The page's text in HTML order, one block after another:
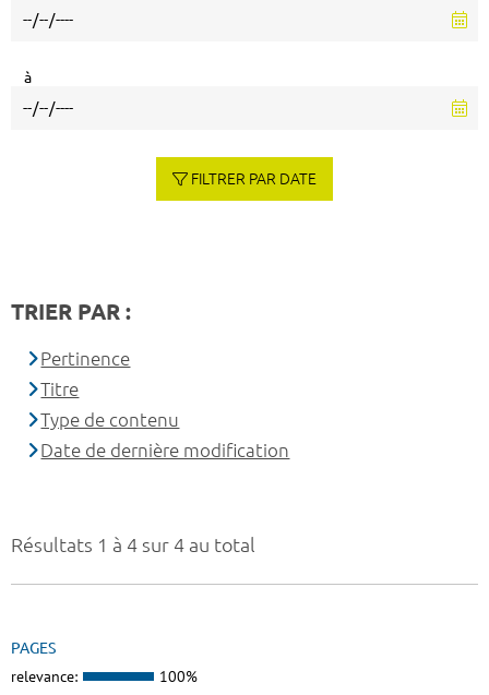
Résultats 1 à 4 sur 4 au total
PAGES
relevance: 100%
à
FILTRER PAR DATE
TRIER PAR :
Pertinence
Titre
Type de contenu
Date de dernière modification